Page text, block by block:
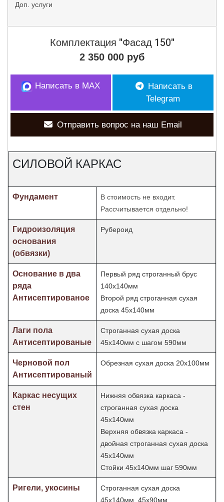
Доп. услуги
Комплектация "Фасад 150"
2 350 000 руб
Написать в MAX
Написать в
Telegram
Отправить вопрос на наш Email
СИЛОВОЙ КАРКАС
Фундамент
В стоимость не входит.
Рассчитывается отдельно!
Гидроизоляция
основания
(обвязки)
Рубероид
Основание в два
ряда
Антисептированое
Первый ряд строганный брус
140х140мм
Второй ряд строганная сухая
доска 45х140мм
Лаги пола
Антисептированые
Строганная сухая доска
45х140мм с шагом 590мм
Черновой пол
Антисептированый
Обрезная сухая доска 20х100мм
Каркас несущих
стен
Нижняя обвязка каркаса -
строганная сухая доска
45х140мм
Верхняя обвязка каркаса -
двойная строганная сухая доска
45х140мм
Стойки 45х140мм шаг 590мм
Ригели, укосины
Строганная сухая доска
45х140мм, 45х90мм